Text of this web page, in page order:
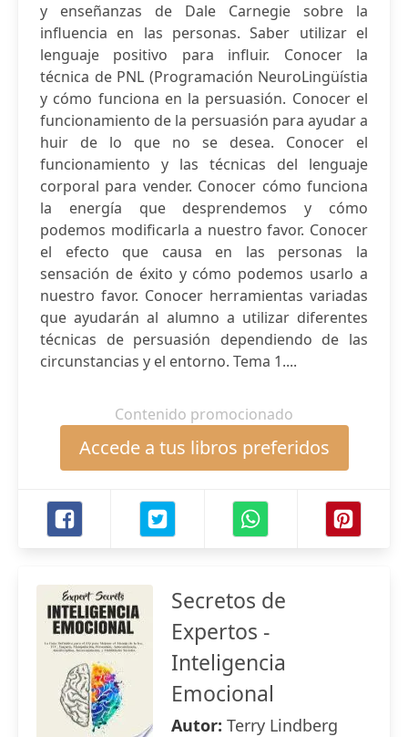
y enseñanzas de Dale Carnegie sobre la
influencia en las personas. Saber utilizar el
lenguaje positivo para influir. Conocer la
técnica de PNL (Programación NeuroLingüístia
y cómo funciona en la persuasión. Conocer el
funcionamiento de la persuasión para ayudar a
huir de lo que no se desea. Conocer el
funcionamiento y las técnicas del lenguaje
corporal para vender. Conocer cómo funciona
la energía que desprendemos y cómo
podemos modificarla a nuestro favor. Conocer
el efecto que causa en las personas la
sensación de éxito y cómo podemos usarlo a
nuestro favor. Conocer herramientas variadas
que ayudarán al alumno a utilizar diferentes
técnicas de persuasión dependiendo de las
circunstancias y el entorno. Tema 1....
Contenido promocionado
Accede a tus libros preferidos
Secretos de
Expertos -
Inteligencia
Emocional
Autor: Terry Lindberg